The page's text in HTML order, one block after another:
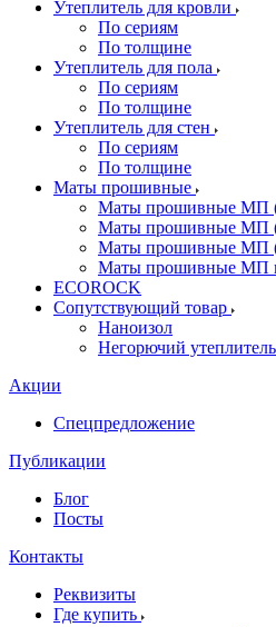
Утеплитель для кровли
По сериям
По толщине
Утеплитель для пола
По сериям
По толщине
Утеплитель для стен
По сериям
По толщине
Маты прошивные
Маты прошивные
Маты прошивные МП
Маты прошивные МП
Маты прошивные МП
ECOROCK
Сопутствующий товар
Наноизол
Негорючий утеплитель
Акции
Спецпредложение
Публикации
Блог
Посты
Контакты
Реквизиты
Где купить